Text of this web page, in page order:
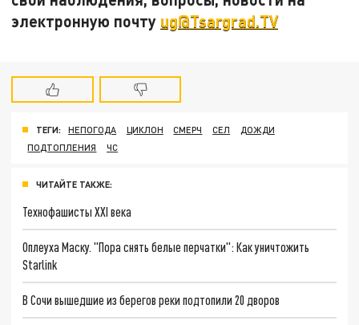
электронную почту ug@Tsargrad.TV
ТЕГИ: НЕПОГОДА ЦИКЛОН СМЕРЧ СЕЛ
ДОЖДИ
ПОДТОПЛЕНИЯ
ЧС
ЧИТАЙТЕ ТАКЖЕ:
Технофашисты XXI века
Оплеуха Маску. "Пора снять белые перчатки": Как уничтожить
Starlink
В Сочи вышедшие из берегов реки подтопили 20 дворов